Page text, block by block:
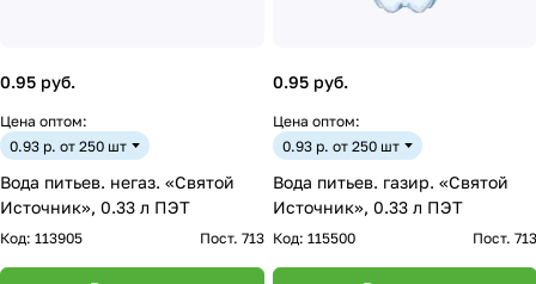
0.95 руб.
Цена оптом:
0.93 р. от 250 шт
Вода питьев. негаз. «Святой
Источник», 0.33 л ПЭТ
Код: 113905 Пост. 713
0.95 руб.
Цена оптом:
0.93 р. от 250 шт
Вода питьев. газир. «Святой
Источник», 0.33 л ПЭТ
Код: 115500 Пост. 713